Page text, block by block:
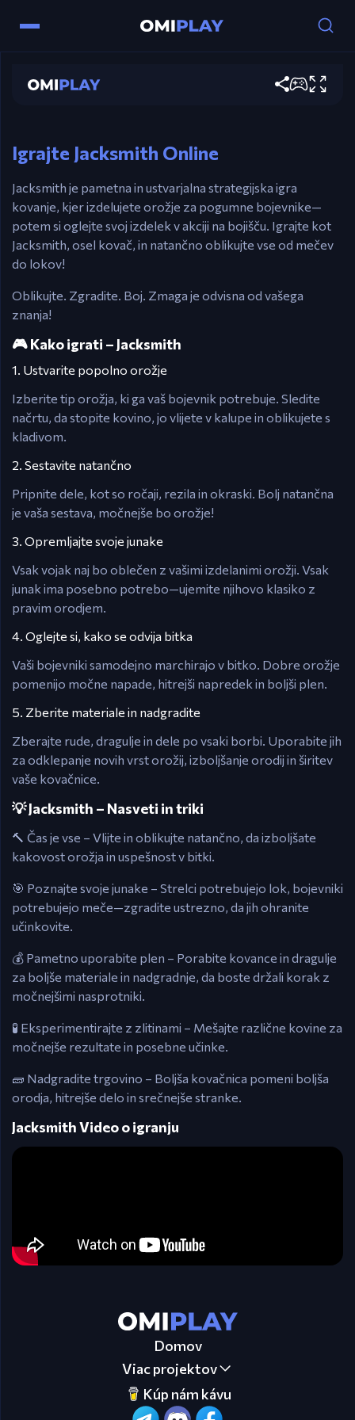
Jacksmith
Miška – Interakcija, kovanje in sestavljanje orožij
Kliknite & povlecite – Vlijte kovino, oblikujte in
Igrajte Jacksmith Online
Jacksmith je pametna in ustvarjalna strategijska igra
kovanje, kjer izdelujete orožje za pogumne bojevnike—
potem si oglejte svoj izdelek v akciji na bojišču. Igrajte kot
Jacksmith, osel kovač, in natančno oblikujte vse od mečev
do lokov!
Oblikujte. Zgradite. Boj. Zmaga je odvisna od vašega
znanja!
🎮 Kako igrati – Jacksmith
1. Ustvarite popolno orožje
Izberite tip orožja, ki ga vaš bojevnik potrebuje. Sledite
načrtu, da stopite kovino, jo vlijete v kalupe in oblikujete s
kladivom.
2. Sestavite natančno
Pripnite dele, kot so ročaji, rezila in okraski. Bolj natančna
je vaša sestava, močnejše bo orožje!
3. Opremljajte svoje junake
Vsak vojak naj bo oblečen z vašimi izdelanimi orožji. Vsak
junak ima posebno potrebo—ujemite njihovo klasiko z
pravim orodjem.
4. Oglejte si, kako se odvija bitka
Vaši bojevniki samodejno marchirajo v bitko. Dobre orožje
pomenijo močne napade, hitrejši napredek in boljši plen.
5. Zberite materiale in nadgradite
Zberajte rude, dragulje in dele po vsaki borbi. Uporabite jih
za odklepanje novih vrst orožij, izboljšanje orodij in širitev
vaše kovačnice.
💡 Jacksmith – Nasveti in triki
🔨 Čas je vse – Vlijte in oblikujte natančno, da izboljšate
kakovost orožja in uspešnost v bitki.
🎯 Poznajte svoje junake – Strelci potrebujejo lok, bojevniki
potrebujejo meče—zgradite ustrezno, da jih ohranite
učinkovite.
💰 Pametno uporabite plen – Porabite kovance in dragulje
za boljše materiale in nadgradnje, da boste držali korak z
močnejšimi nasprotniki.
🧪 Eksperimentirajte z zlitinami – Mešajte različne kovine za
močnejše rezultate in posebne učinke.
🧱 Nadgradite trgovino – Boljša kovačnica pomeni boljša
orodja, hitrejše delo in srečnejše stranke.
Jacksmith Video o igranju
Domov
Viac projektov
Kúp nám kávu